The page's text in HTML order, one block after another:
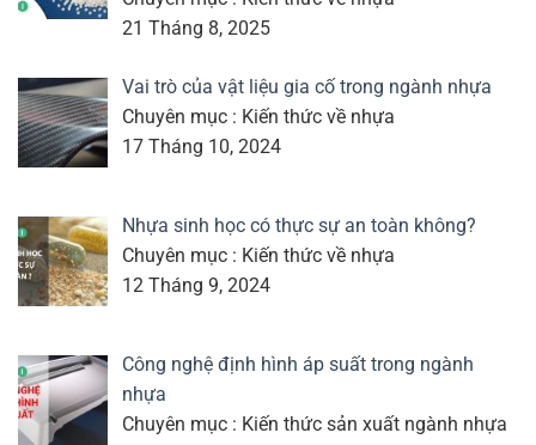
21 Tháng 8, 2025
Vai trò của vật liệu gia cố trong ngành nhựa
Chuyên mục : Kiến thức về nhựa
17 Tháng 10, 2024
Nhựa sinh học có thực sự an toàn không?
Chuyên mục : Kiến thức về nhựa
12 Tháng 9, 2024
Công nghệ định hình áp suất trong ngành
nhựa
Chuyên mục : Kiến thức sản xuất ngành nhựa